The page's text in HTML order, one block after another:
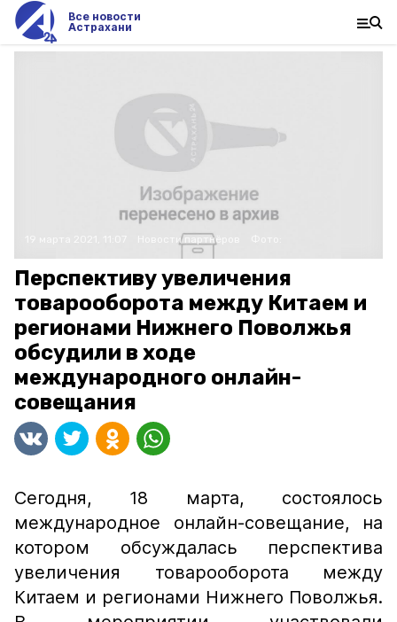
Все новости
Астрахани
Новости партнёров
Перспективу увеличения
товарооборота между Китаем и
регионами Нижнего Поволжья
обсудили в ходе
международного онлайн-
совещания
Сегодня, 18 марта, состоялось
международное онлайн-совещание, на
котором обсуждалась перспектива
увеличения товарооборота между
Китаем и регионами Нижнего Поволжья.